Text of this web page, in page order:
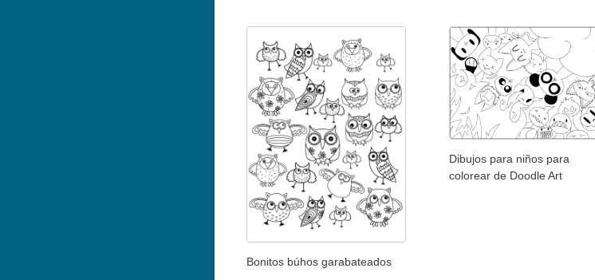
Bonitos búhos garabateados
Dibujos para niños para
colorear de Doodle Art